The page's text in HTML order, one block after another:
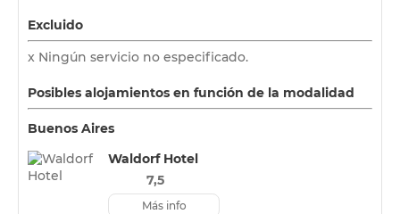
Excluido
x Ningún servicio no especificado.
Posibles alojamientos en función de la modalidad
Buenos Aires
Waldorf Hotel
7,5
Más info